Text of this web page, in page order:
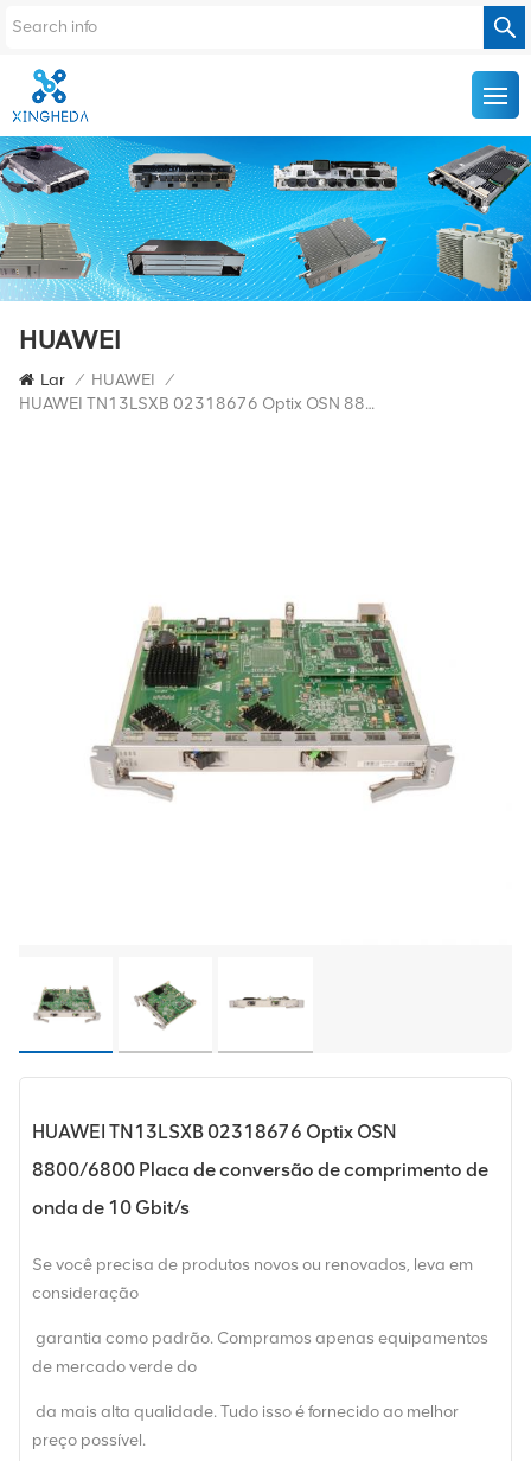
HUAWEI
Lar / HUAWEI /
HUAWEI TN13LSXB 02318676 Optix OSN 8800/6800 Placa De Conversão De Comprimento De Onda De 10 Gbit/s
HUAWEI TN13LSXB 02318676 Optix OSN
8800/6800 Placa de conversão de comprimento de
onda de 10 Gbit/s
Se você precisa de produtos novos ou renovados, leva em
consideração
garantia como padrão. Compramos apenas equipamentos
de mercado verde do
da mais alta qualidade. Tudo isso é fornecido ao melhor
preço possível.